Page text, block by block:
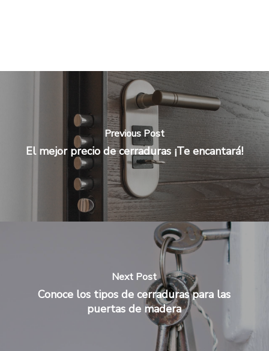
Previous Post
El mejor precio de cerraduras ¡Te encantará!
Next Post
Conoce los tipos de cerraduras para las
puertas de madera